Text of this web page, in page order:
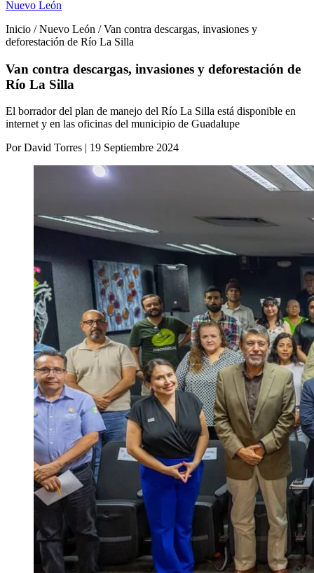
Nuevo León
Inicio / Nuevo León / Van contra descargas, invasiones y
deforestación de Río La Silla
Van contra descargas, invasiones y deforestación de
Río La Silla
El borrador del plan de manejo del Río La Silla está disponible en
internet y en las oficinas del municipio de Guadalupe
Por David Torres | 19 Septiembre 2024